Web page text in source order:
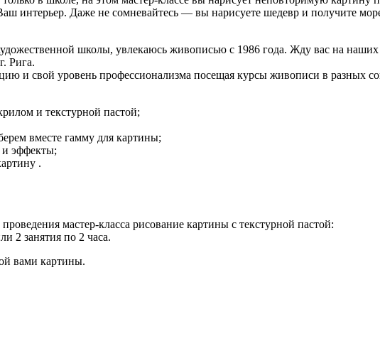
интерьер. Даже не сомневайтесь — вы нарисуете шедевр и получите
школы, увлекаюсь живописью с 1986 года. Жду вас на
Рига.
и свой уровень профессионализма посещая курсы живописи в разных
и текстурной пастой;
вместе гамму для картины;
эффекты;
.
мастер-класса рисование картины с текстурной пастой:
2 занятия по 2 часа.
вами картины.